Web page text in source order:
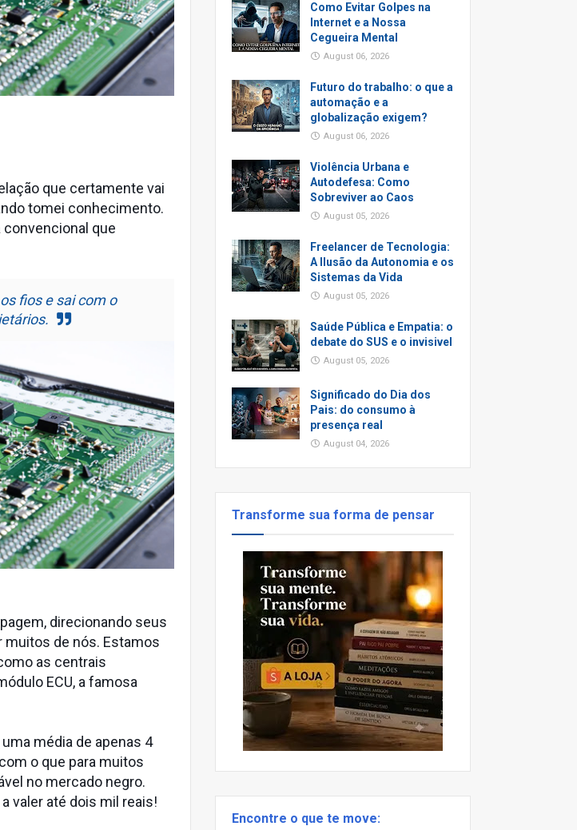
que certamente vai
tomei conhecimento.
que
fios e sai com o
direcionando seus
muitos de nós. Estamos
as centrais
ECU, a famosa
média de apenas 4
o que para muitos
no mercado negro.
valer até dois mil reais!
Como Evitar Golpes na
Internet e a Nossa
Cegueira Mental
August 06, 2026
Futuro do trabalho: o que a
automação e a
globalização exigem?
August 06, 2026
Violência Urbana e
Autodefesa: Como
Sobreviver ao Caos
August 05, 2026
Freelancer de Tecnologia:
A Ilusão da Autonomia e os
Sistemas da Vida
August 05, 2026
Saúde Pública e Empatia: o
debate do SUS e o invisivel
August 05, 2026
Significado do Dia dos
Pais: do consumo à
presença real
August 04, 2026
Transforme sua forma de pensar
Encontre o que te move: